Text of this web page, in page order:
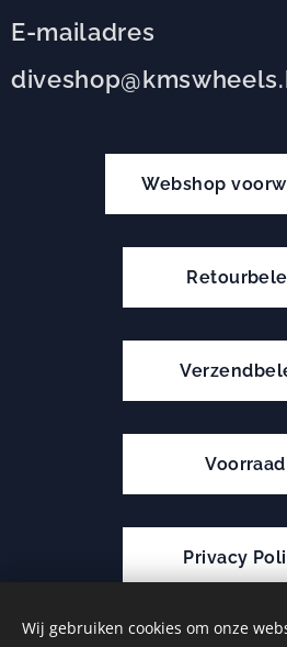
E-mailadres
Webshop
Voorraad
Privacy
Wij gebruiken cookies om onze